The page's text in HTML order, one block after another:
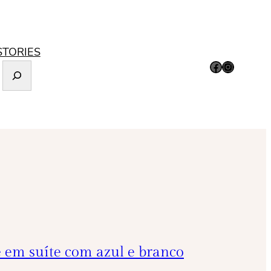
Facebook Instagram
suíte com azul e branco